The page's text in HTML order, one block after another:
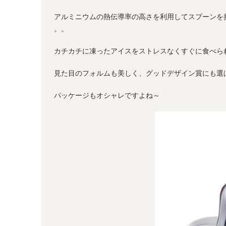
アルミニウムの熱伝導率の高さを利用してスプーン
。。
カチカチに凍ったアイスをストレスなくすぐに食べ
見た目のフォルムも美しく、グッドデザイン賞にも
パッケージもオシャレですよね～